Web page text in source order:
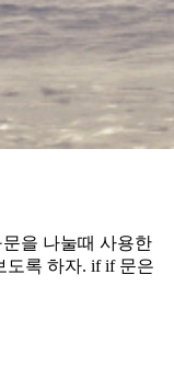
을 나눌때 사용한
도록 하자. if if 문은